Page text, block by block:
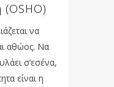
(OSHO)
να
αθώος. Να
σ’εσένα,
είναι η